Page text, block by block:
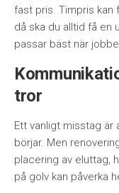
fast pris. Timpris kan
då ska du alltid få en
passar bäst när
tror
Ett vanligt misstag är
börjar. Men
placering av eluttag,
på golv kan påverka